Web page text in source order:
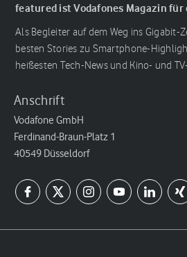
featured ist Vodafones Magazin
Als Begleiter auf dem Weg ins Gigabit-
besten Stories zu Smartphone-
heißesten Tech-News und Kino- und
Anschrift
Vodafone GmbH
Ferdinand-Braun-Platz 1
40549 Düsseldorf